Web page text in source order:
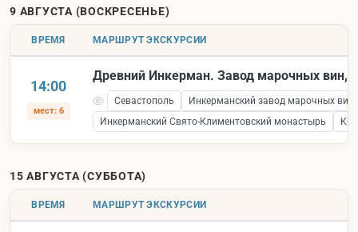
9 АВГУСТА (ВОСКРЕСЕНЬЕ)
ВРЕМЯ МАРШРУТ ЭКСКУРСИИ
14:00
мест: 6
Древний Инкерман. Завод марочных вин,
Севастополь
Инкерманский завод марочных вин
Инкерманский Свято-Климентовский монастырь
15 АВГУСТА (СУББОТА)
ВРЕМЯ МАРШРУТ ЭКСКУРСИИ